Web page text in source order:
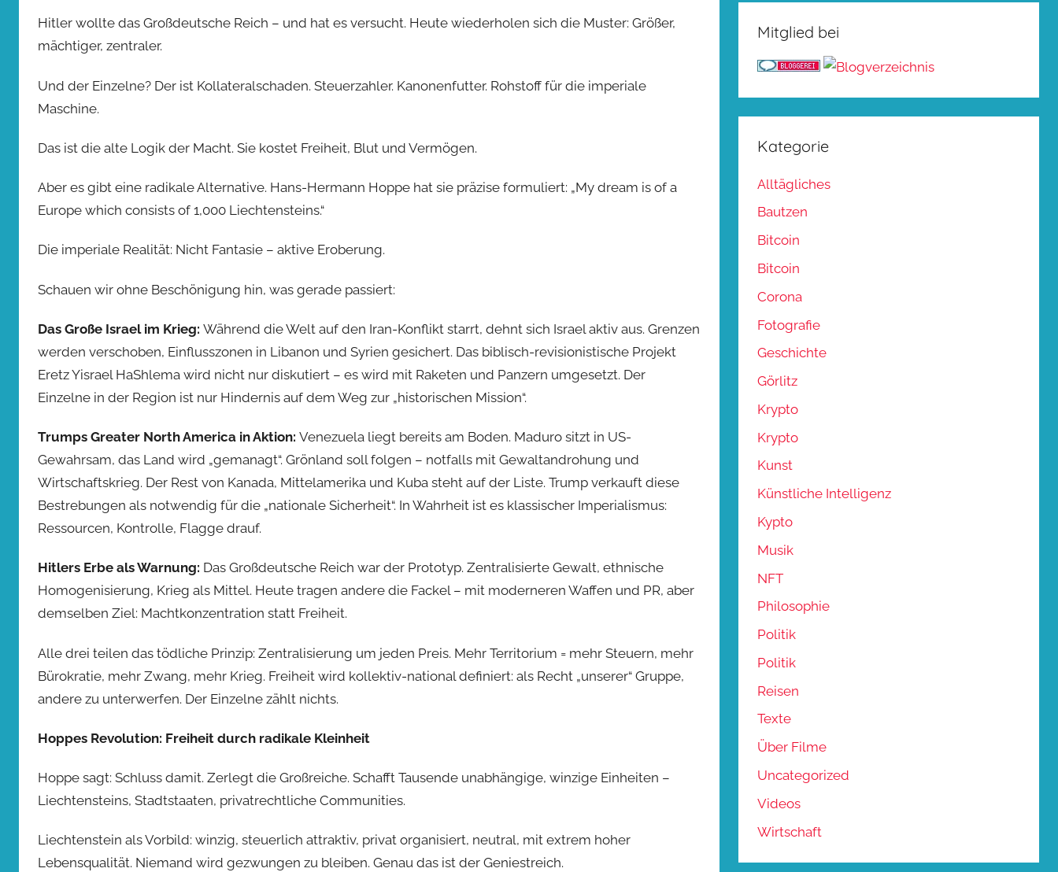
Hitler wollte das Großdeutsche Reich – und hat es versucht. Heute wiederholen sich die Muster: Größer,
mächtiger, zentraler.
Und der Einzelne? Der ist Kollateralschaden. Steuerzahler. Kanonenfutter. Rohstoff für die imperiale
Maschine.
Das ist die alte Logik der Macht. Sie kostet Freiheit, Blut und Vermögen.
Aber es gibt eine radikale Alternative. Hans-Hermann Hoppe hat sie präzise formuliert: „My dream is of a
Europe which consists of 1,000 Liechtensteins.“
Die imperiale Realität: Nicht Fantasie – aktive Eroberung.
Schauen wir ohne Beschönigung hin, was gerade passiert:
Das Große Israel im Krieg: Während die Welt auf den Iran-Konflikt starrt, dehnt sich Israel aktiv aus. Grenzen
werden verschoben, Einflusszonen in Libanon und Syrien gesichert. Das biblisch-revisionistische Projekt
Eretz Yisrael HaShlema wird nicht nur diskutiert – es wird mit Raketen und Panzern umgesetzt. Der
Einzelne in der Region ist nur Hindernis auf dem Weg zur „historischen Mission“.
Trumps Greater North America in Aktion: Venezuela liegt bereits am Boden. Maduro sitzt in US-
Gewahrsam, das Land wird „gemanagt“. Grönland soll folgen – notfalls mit Gewaltandrohung und
Wirtschaftskrieg. Der Rest von Kanada, Mittelamerika und Kuba steht auf der Liste. Trump verkauft diese
Bestrebungen als notwendig für die „nationale Sicherheit“. In Wahrheit ist es klassischer Imperialismus:
Ressourcen, Kontrolle, Flagge drauf.
Hitlers Erbe als Warnung: Das Großdeutsche Reich war der Prototyp. Zentralisierte Gewalt, ethnische
Homogenisierung, Krieg als Mittel. Heute tragen andere die Fackel – mit moderneren Waffen und PR, aber
demselben Ziel: Machtkonzentration statt Freiheit.
Alle drei teilen das tödliche Prinzip: Zentralisierung um jeden Preis. Mehr Territorium = mehr Steuern, mehr
Bürokratie, mehr Zwang, mehr Krieg. Freiheit wird kollektiv-national definiert: als Recht „unserer“ Gruppe,
andere zu unterwerfen. Der Einzelne zählt nichts.
Hoppes Revolution: Freiheit durch radikale Kleinheit
Hoppe sagt: Schluss damit. Zerlegt die Großreiche. Schafft Tausende unabhängige, winzige Einheiten –
Liechtensteins, Stadtstaaten, privatrechtliche Communities.
Liechtenstein als Vorbild: winzig, steuerlich attraktiv, privat organisiert, neutral, mit extrem hoher
Lebensqualität. Niemand wird gezwungen zu bleiben. Genau das ist der Geniestreich.
Mitglied bei
Kategorie
Alltägliches
Bautzen
Bitcoin
Bitcoin
Corona
Fotografie
Geschichte
Görlitz
Krypto
Krypto
Kunst
Künstliche Intelligenz
Kypto
Musik
NFT
Philosophie
Politik
Politik
Reisen
Texte
Über Filme
Uncategorized
Videos
Wirtschaft